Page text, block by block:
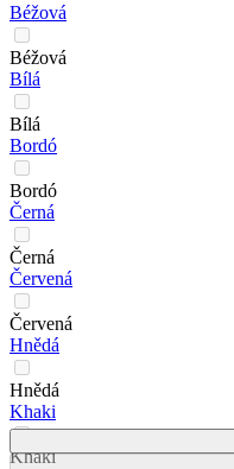
Béžová
Béžová
Bílá
Bílá
Bordó
Bordó
Černá
Černá
Červená
Červená
Hnědá
Hnědá
Khaki
Khaki